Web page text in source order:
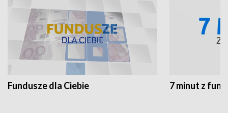
Fundusze dla Ciebie 7 minut z